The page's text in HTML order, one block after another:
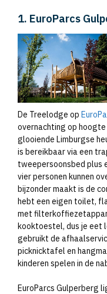
1. EuroParcs
De Treelodge op
overnachting op
glooiende Limburgse
is bereikbaar via een
tweepersoonsbed plus
vier personen kunnen
bijzonder maakt is de
hebt een eigen toilet,
met
kooktoestel, dus je eet
gebruikt de
picknicktafel en
kinderen spelen in de
EuroParcs Gulperberg